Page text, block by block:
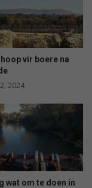
vir boere na
2024
wat om te doen in